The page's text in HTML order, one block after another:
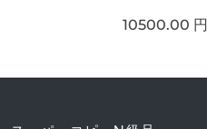
10500.00 円